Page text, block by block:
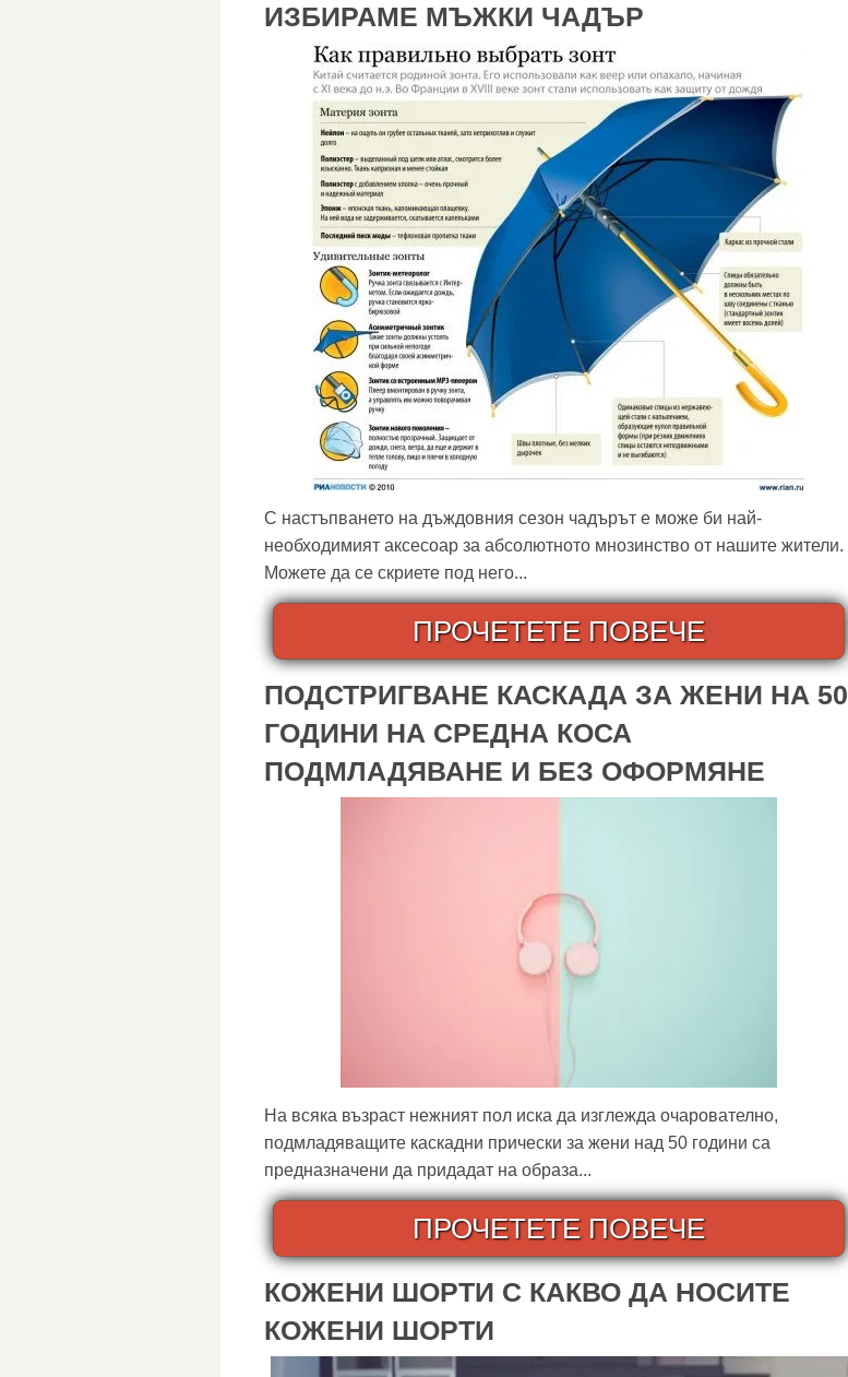
ИЗБИРАМЕ МЪЖКИ ЧАДЪР
С настъпването на дъждовния сезон чадърът е може би най-
необходимият аксесоар за абсолютното мнозинство от нашите жители.
Можете да се скриете под него...
ПРОЧЕТЕТЕ ПОВЕЧЕ
ПОДСТРИГВАНЕ КАСКАДА ЗА ЖЕНИ НА 50
ГОДИНИ НА СРЕДНА КОСА
ПОДМЛАДЯВАНЕ И БЕЗ ОФОРМЯНЕ
На всяка възраст нежният пол иска да изглежда очарователно,
подмладяващите каскадни прически за жени над 50 години са
предназначени да придадат на образа...
ПРОЧЕТЕТЕ ПОВЕЧЕ
КОЖЕНИ ШОРТИ С КАКВО ДА НОСИТЕ
КОЖЕНИ ШОРТИ